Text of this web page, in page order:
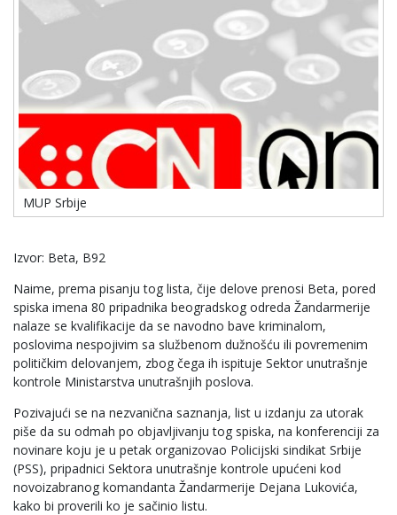
MUP Srbije
Izvor: Beta, B92
Naime, prema pisanju tog lista, čije delove prenosi Beta, pored
spiska imena 80 pripadnika beogradskog odreda Žandarmerije
nalaze se kvalifikacije da se navodno bave kriminalom,
poslovima nespojivim sa službenom dužnošću ili povremenim
političkim delovanjem, zbog čega ih ispituje Sektor unutrašnje
kontrole Ministarstva unutrašnjih poslova.
Pozivajući se na nezvanična saznanja, list u izdanju za utorak
piše da su odmah po objavljivanju tog spiska, na konferenciji za
novinare koju je u petak organizovao Policijski sindikat Srbije
(PSS), pripadnici Sektora unutrašnje kontrole upućeni kod
novoizabranog komandanta Žandarmerije Dejana Lukovića,
kako bi proverili ko je sačinio listu.